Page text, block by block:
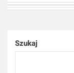
informacji
Szukaj